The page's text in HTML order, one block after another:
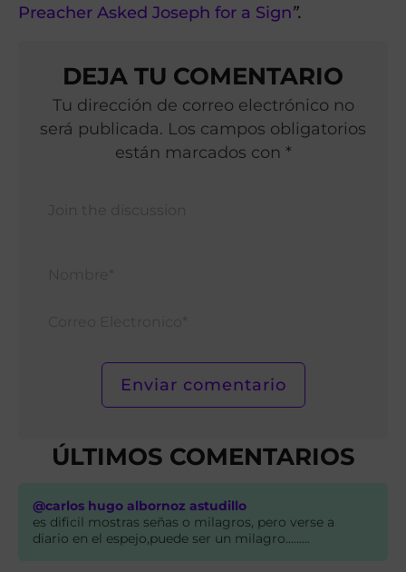
Preacher Asked Joseph for a Sign”.
DEJA TU COMENTARIO
Tu dirección de correo electrónico no
será publicada. Los campos obligatorios
están marcados con *
ÚLTIMOS COMENTARIOS
@carlos hugo albornoz astudillo
es dificil mostras señas o milagros, pero verse a
diario en el espejo,puede ser un milagro.........